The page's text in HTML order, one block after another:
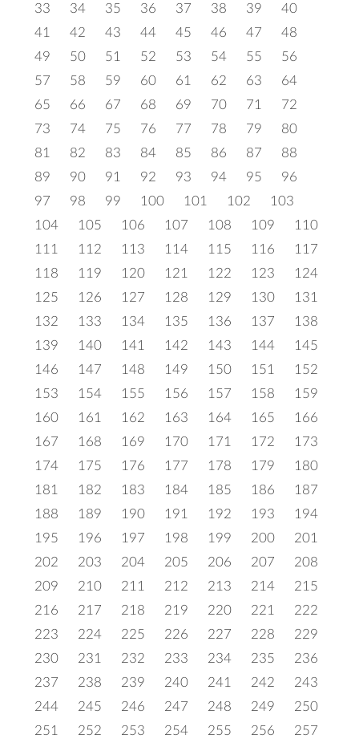
33
34 35 36 37 38 39
40
41
42 43 44 45 46 47
48
49
50 51 52 53 54 55
56
57
58 59 60 61 62 63
64
65
66 67 68 69 70 71
72
73
74 75 76 77 78 79
80
81
82 83 84 85 86 87
88
89
90 91 92 93 94 95
96
97
98 99 100 101 102
103
104
105 106 107 108 109
110
111
112 113 114 115 116
117
118
119 120 121 122 123
124
125
126 127 128 129 130
131
132
133 134 135 136 137
138
139
140 141 142 143 144
145
146
147 148 149 150 151
152
153
154 155 156 157 158
159
160
161 162 163 164 165
166
167
168 169 170 171 172
173
174
175 176 177 178 179
180
181
182 183 184 185 186
187
188
189 190 191 192 193
194
195
196 197 198 199 200
201
202
203 204 205 206 207
208
209
210 211 212 213 214
215
216
217 218 219 220 221
222
223
224 225 226 227 228
229
230
231 232 233 234 235
236
237
238 239 240 241 242
243
244
245 246 247 248 249
250
251
252 253 254 255 256
257